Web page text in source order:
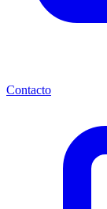
Contacto